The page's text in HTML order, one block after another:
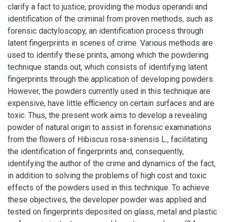
clarify a fact to justice, providing the modus operandi and
identification of the criminal from proven methods, such as
forensic dactyloscopy, an identification process through
latent fingerprints in scenes of crime. Various methods are
used to identify these prints, among which the powdering
technique stands out, which consists of identifying latent
fingerprints through the application of developing powders.
However, the powders currently used in this technique are
expensive, have little efficiency on certain surfaces and are
toxic. Thus, the present work aims to develop a revealing
powder of natural origin to assist in forensic examinations
from the flowers of Hibiscus rosa-sinensis L., facilitating
the identification of fingerprints and, consequently,
identifying the author of the crime and dynamics of the fact,
in addition to solving the problems of high cost and toxic
effects of the powders used in this technique. To achieve
these objectives, the developer powder was applied and
tested on fingerprints deposited on glass, metal and plastic